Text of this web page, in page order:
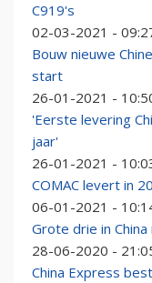
C919's
02-03-2021 -
Bouw nieuwe
start
26-01-2021 -
'Eerste levering
jaar'
26-01-2021 -
COMAC levert in
06-01-2021 -
Grote drie in
28-06-2020 -
China Express